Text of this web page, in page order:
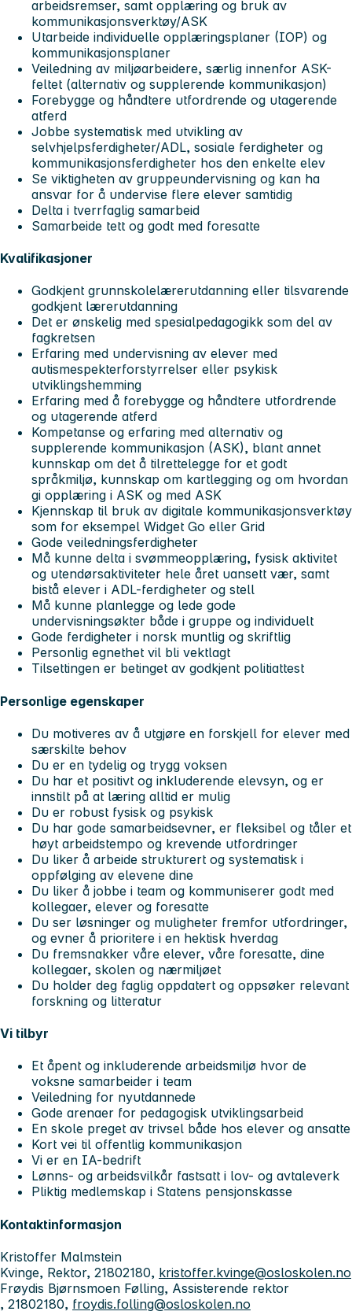
arbeidsremser, samt opplæring og bruk av
kommunikasjonsverktøy/ASK
Utarbeide individuelle opplæringsplaner (IOP) og
kommunikasjonsplaner
Veiledning av miljøarbeidere, særlig innenfor ASK-
feltet (alternativ og supplerende kommunikasjon)
Forebygge og håndtere utfordrende og utagerende
atferd
Jobbe systematisk med utvikling av
selvhjelpsferdigheter/ADL, sosiale ferdigheter og
kommunikasjonsferdigheter hos den enkelte elev
Se viktigheten av gruppeundervisning og kan ha
ansvar for å undervise flere elever samtidig
Delta i tverrfaglig samarbeid
Samarbeide tett og godt med foresatte
Kvalifikasjoner
Godkjent grunnskolelærerutdanning eller tilsvarende
godkjent lærerutdanning
Det er ønskelig med spesialpedagogikk som del av
fagkretsen
Erfaring med undervisning av elever med
autismespekterforstyrrelser eller psykisk
utviklingshemming
Erfaring med å forebygge og håndtere utfordrende
og utagerende atferd
Kompetanse og erfaring med alternativ og
supplerende kommunikasjon (ASK), blant annet
kunnskap om det å tilrettelegge for et godt
språkmiljø, kunnskap om kartlegging og om hvordan
gi opplæring i ASK og med ASK
Kjennskap til bruk av digitale kommunikasjonsverktøy
som for eksempel Widget Go eller Grid
Gode veiledningsferdigheter
Må kunne delta i svømmeopplæring, fysisk aktivitet
og utendørsaktiviteter hele året uansett vær, samt
bistå elever i ADL-ferdigheter og stell
Må kunne planlegge og lede gode
undervisningsøkter både i gruppe og individuelt
Gode ferdigheter i norsk muntlig og skriftlig
Personlig egnethet vil bli vektlagt
Tilsettingen er betinget av godkjent politiattest
Personlige egenskaper
Du motiveres av å utgjøre en forskjell for elever med
særskilte behov
Du er en tydelig og trygg voksen
Du har et positivt og inkluderende elevsyn, og er
innstilt på at læring alltid er mulig
Du er robust fysisk og psykisk
Du har gode samarbeidsevner, er fleksibel og tåler et
høyt arbeidstempo og krevende utfordringer
Du liker å arbeide strukturert og systematisk i
oppfølging av elevene dine
Du liker å jobbe i team og kommuniserer godt med
kollegaer, elever og foresatte
Du ser løsninger og muligheter fremfor utfordringer,
og evner å prioritere i en hektisk hverdag
Du fremsnakker våre elever, våre foresatte, dine
kollegaer, skolen og nærmiljøet
Du holder deg faglig oppdatert og oppsøker relevant
forskning og litteratur
Vi tilbyr
Et åpent og inkluderende arbeidsmiljø hvor de
voksne samarbeider i team
Veiledning for nyutdannede
Gode arenaer for pedagogisk utviklingsarbeid
En skole preget av trivsel både hos elever og ansatte
Kort vei til offentlig kommunikasjon
Vi er en IA-bedrift
Lønns- og arbeidsvilkår fastsatt i lov- og avtaleverk
Pliktig medlemskap i Statens pensjonskasse
Kontaktinformasjon
Kristoffer Malmstein
Kvinge, Rektor, 21802180, kristoffer.kvinge@osloskolen.no
Frøydis Bjørnsmoen Følling, Assisterende rektor
, 21802180, froydis.folling@osloskolen.no